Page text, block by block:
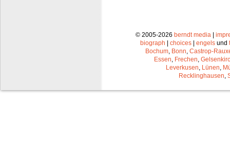
© 2005-2026 berndt media |
biograph | choices | engels und
Bochum Bonn Castrop-
Essen Frechen
Leverkusen Lünen
Recklinghausen